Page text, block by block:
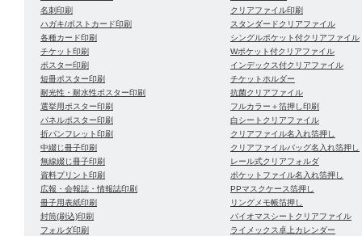
名刺印刷
ハガキ/ポストカード印刷
各種カード印刷
チケット印刷
ポスター印刷
短冊ポスター印刷
耐光性・耐水性ポスター印刷
選挙用ポスター印刷
パネルポスター印刷
折パンフレット印刷
中綴じ冊子印刷
無線綴じ冊子印刷
資料プリント印刷
広報・会報誌・情報誌印刷
冊子用表紙印刷
封筒(刷込)印刷
フォルダ印刷
クリアファイル印刷
スタンダードクリアファイル
シングルポケット付クリアファイル
Wポケット付クリアファイル
インデックス付クリアファイル
チケットホルダー
抗菌クリアファイル
フルカラー＋箔押し印刷
白シートクリアファイル
クリアファイル名入れ箔押し
クリアファイルバッグ名入れ箔押し
レール式クリアフォルダ
ポケットファイル名入れ箔押し
PPマスクケース箔押し
リングメモ帳箔押し
バイオマスシートクリアファイル
ライメックス卓上カレンダー